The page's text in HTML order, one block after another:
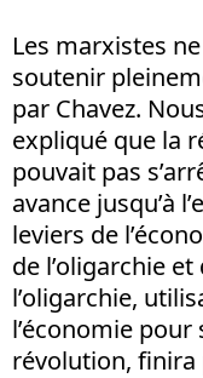
Les marxistes
soutenir
par Chavez.
expliqué que la
pouvait pas
avance jusqu’à
leviers de
de l’oligarchie
l’oligarchie,
l’économie
révolution, finira